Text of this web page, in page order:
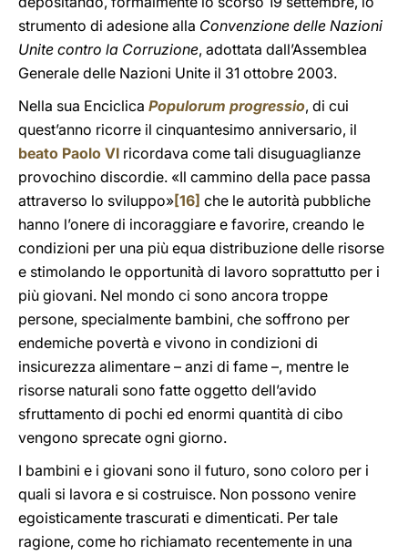
strumento di adesione alla Convenzione delle Nazioni
Unite contro la Corruzione, adottata dall’Assemblea
Generale delle Nazioni Unite il 31 ottobre 2003.
Nella sua Enciclica Populorum progressio, di cui
quest’anno ricorre il cinquantesimo anniversario, il
beato Paolo VI ricordava come tali disuguaglianze
provochino discordie. «Il cammino della pace passa
attraverso lo sviluppo»[16] che le autorità pubbliche
hanno l’onere di incoraggiare e favorire, creando le
condizioni per una più equa distribuzione delle risorse
e stimolando le opportunità di lavoro soprattutto per i
più giovani. Nel mondo ci sono ancora troppe
persone, specialmente bambini, che soffrono per
endemiche povertà e vivono in condizioni di
insicurezza alimentare – anzi di fame –, mentre le
risorse naturali sono fatte oggetto dell’avido
sfruttamento di pochi ed enormi quantità di cibo
vengono sprecate ogni giorno.
I bambini e i giovani sono il futuro, sono coloro per i
quali si lavora e si costruisce. Non possono venire
egoisticamente trascurati e dimenticati. Per tale
ragione, come ho richiamato recentemente in una